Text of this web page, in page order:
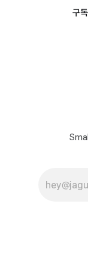
구